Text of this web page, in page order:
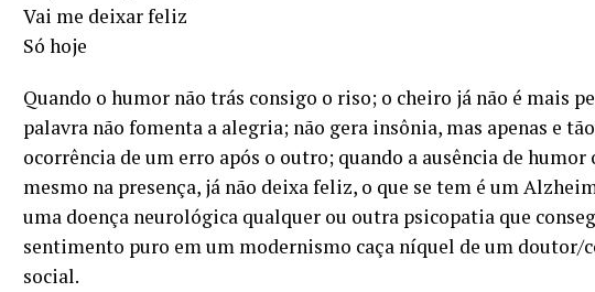
Vai me deixar feliz
Só hoje
Quando o humor não trás consigo o riso; o cheiro já não é mais
palavra não fomenta a alegria; não gera insônia, mas apenas e
ocorrência de um erro após o outro; quando a ausência de humor
mesmo na presença, já não deixa feliz, o que se tem é um
uma doença neurológica qualquer ou outra psicopatia que
sentimento puro em um modernismo caça níquel de um doutor/
social.